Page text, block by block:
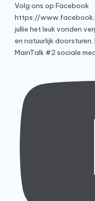
MainTalk #2 sociale